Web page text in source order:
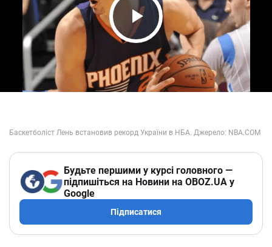
Play Video
Будьте першими у курсі головного —
підпишіться на Новини на OBOZ.UA у
Google
Підписатися